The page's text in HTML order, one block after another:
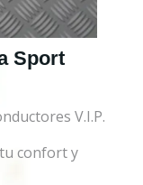
Sport
V.I.P.
confort y